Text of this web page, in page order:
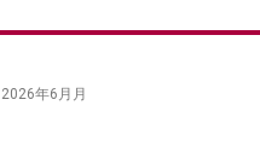
2026年6月月